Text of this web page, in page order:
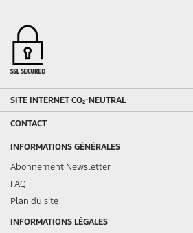
SITE INTERNET CO₂-NEUTRAL
CONTACT
INFORMATIONS GÉNÉRALES
Abonnement Newsletter
FAQ
Plan du site
INFORMATIONS LÉGALES